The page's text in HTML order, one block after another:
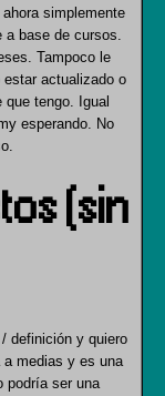
simplemente
a base de cursos.
Tampoco le
actualizado o
tengo. Igual
esperando. No
(sin
definición y quiero
a medias y es una
podría ser una